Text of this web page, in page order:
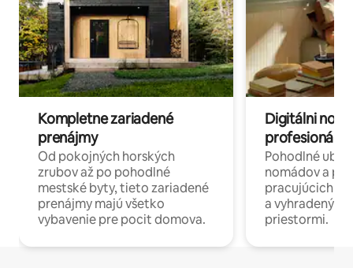
Kompletne zariadené
prenájmy
Od pokojných horských
zrubov až po pohodlné
mestské byty, tieto zariadené
prenájmy majú všetko
vybavenie pre pocit domova.
Digitálni
profesionáli
Pohodlné
nomádov a
pracujúcich
a
priestormi.